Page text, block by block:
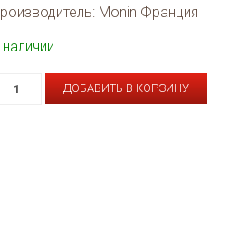
Monin Франция
ДОБАВИТЬ В КОРЗИНУ